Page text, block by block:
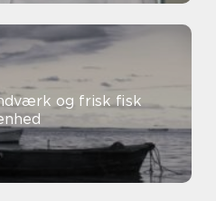
og frisk fisk